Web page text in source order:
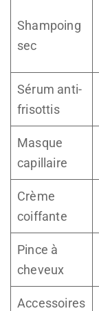
Shampoing
sec
Sérum anti-
frisottis
Masque
capillaire
Crème
coiffante
Pince à
cheveux
Accessoires